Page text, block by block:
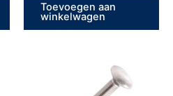
Toevoegen aan
winkelwagen